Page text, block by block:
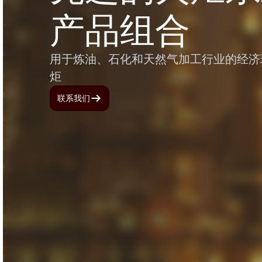
产品组合
用于炼油、石化和天然气加工行业的经
炬
联系我们